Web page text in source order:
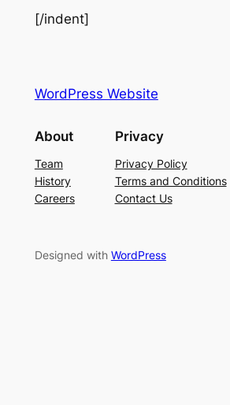
[/indent]
WordPress Website
About
Team
History
Careers
Privacy
Privacy Policy
Terms and Conditions
Contact Us
Designed with WordPress